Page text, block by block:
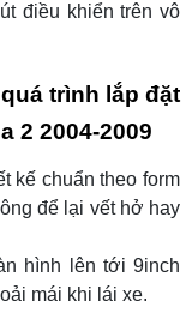
điều khiển trên vô
trình lắp đặt
2 2004-2009
kế chuẩn theo form
để lại vết hở hay
hình lên tới 9inch
mái khi lái xe.